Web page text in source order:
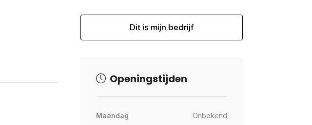
Dit is mijn bedrijf
Openingstijden
Maandag
Onbekend